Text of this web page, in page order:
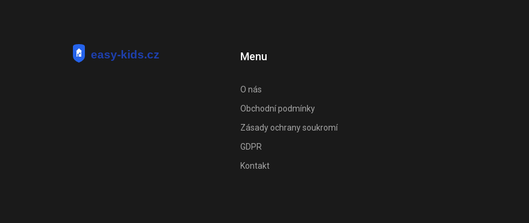
Menu
O nás
Obchodní podmínky
Zásady ochrany soukromí
GDPR
Kontakt